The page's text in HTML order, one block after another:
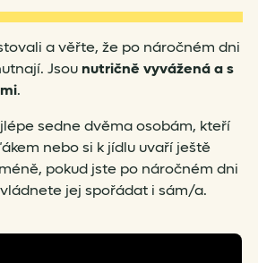
a věřte, že po náročném dni
Jsou nutričně vyvážená a s
.
sedne dvěma osobám, kteří
nebo si k jídlu uvaří ještě
pokud jste po náročném dni
jej spořádat i sám/a.